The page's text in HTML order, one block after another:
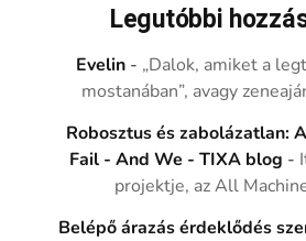
Legutóbbi
Evelin - „Dalok, amiket a
mostanában”, avagy
Robosztus és zabolázatlan:
Fail - And We - TIXA blog -
projektje, az All
Belépő árazás érdeklődés